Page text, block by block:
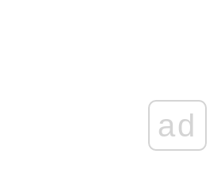
ad